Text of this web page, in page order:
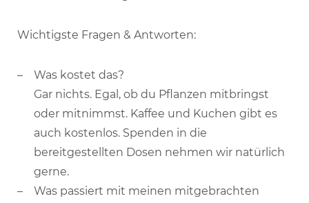
Wichtigste Fragen & Antworten:
Was kostet das?
Gar nichts. Egal, ob du Pflanzen mitbringst
oder mitnimmst. Kaffee und Kuchen gibt es
auch kostenlos. Spenden in die
bereitgestellten Dosen nehmen wir natürlich
gerne.
Was passiert mit meinen mitgebrachten